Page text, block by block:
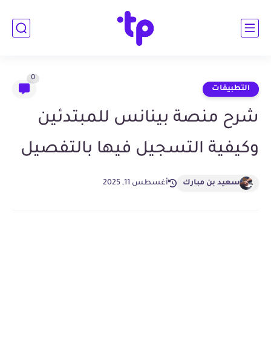
التطبيقات
0
شرح منصة بينانس للمبتدئين
وكيفية التسجيل فيها بالتفصيل
سعيد بن مبارك أغسطس 11, 2025